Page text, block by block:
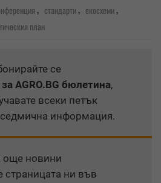
, стандарти, екосхеми,
план
се
за AGRO.BG бюлетина,
всеки петък
информация.
още новини
страницата ни във